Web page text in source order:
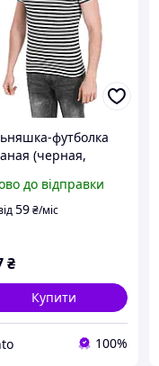
футболка
(черная,
Футболка
до відправки
59₴/міс
₴
Купити
100%